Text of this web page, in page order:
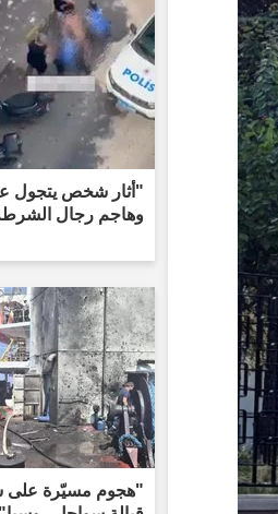
"أثار شخص يتجول
وهاجم رجال
"هجوم مسيّرة على